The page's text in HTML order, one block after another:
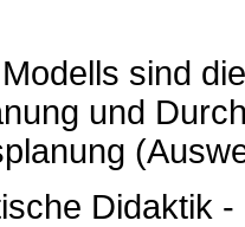
sind
und
Didaktik